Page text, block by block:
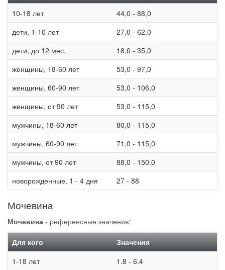
10-18 лет
44,0 - 88,0
дети, 1-10 лет
27,0 - 62,0
дети, до 12 мес.
18,0 - 35,0
женщины, 18-60 лет
53,0 - 97,0
женщины, 60-90 лет
53,0 - 106,0
женщины, от 90 лет
53,0 - 115,0
мужчины, 18-60 лет
80,0 - 115,0
мужчины, 60-90 лет
71,0 - 115,0
мужчины, от 90 лет
88,0 - 150,0
новорожденные, 1 - 4 дня
27 - 88
Мочевина
Мочевина - референсные значения:
Для кого
Значения
1-18 лет
1.8 - 6.4